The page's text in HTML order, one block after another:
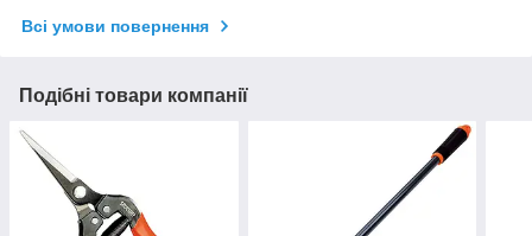
Всі умови повернення
Подібні товари компанії